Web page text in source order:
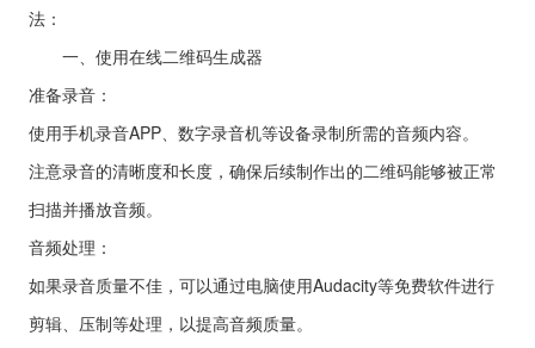
法：
一、使用在线二维码生成器
准备录音：
使用手机录音APP、数字录音机等设备录制所需的音频内容。
注意录音的清晰度和长度，确保后续制作出的二维码能够被正常
扫描并播放音频。
音频处理：
如果录音质量不佳，可以通过电脑使用Audacity等免费软件进行
剪辑、压制等处理，以提高音频质量。